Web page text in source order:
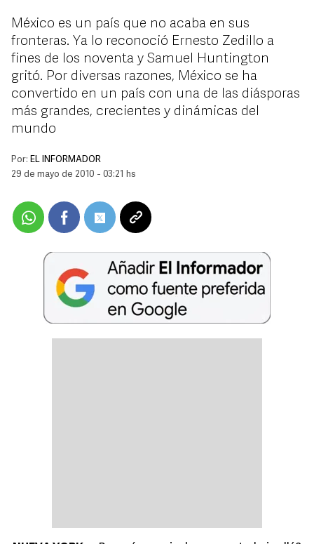
México es un país que no acaba en sus
fronteras. Ya lo reconoció Ernesto Zedillo a
fines de los noventa y Samuel Huntington
gritó. Por diversas razones, México se ha
convertido en un país con una de las diásporas
más grandes, crecientes y dinámicas del
mundo
Por: EL INFORMADOR
29 de mayo de 2010 - 03:21 hs